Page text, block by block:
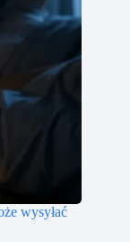
wysyłać